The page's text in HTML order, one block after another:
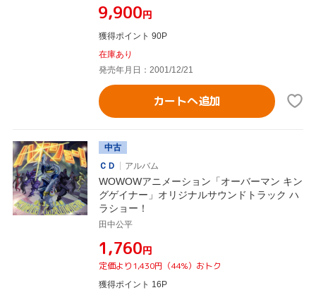
¥9,900円
獲得ポイント 90P
在庫あり
発売年月日：2001/12/21
カートへ追加
中古
ＣＤ
アルバム
WOWOWアニメーション「オーバーマン キン
グゲイナー」オリジナルサウンドトラック ハ
ラショー！
田中公平
¥1,760円
定価より1,430円（44%）おトク
獲得ポイント 16P